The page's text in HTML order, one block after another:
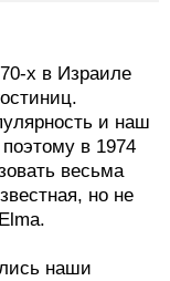
х в Израиле
и наш
в 1974
весьма
но не
наши